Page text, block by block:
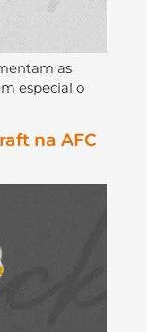
as
especial o
na AFC